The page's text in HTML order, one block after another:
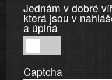
Jednám v dobré
která jsou v
a úplná
v
dobré
Captcha